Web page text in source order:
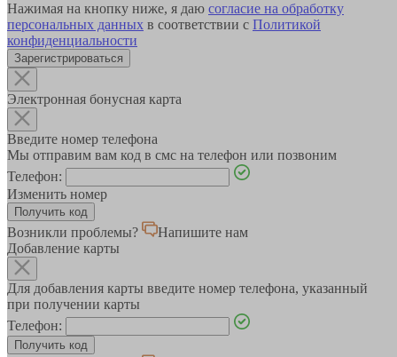
Нажимая на кнопку ниже, я даю согласие на обработку
персональных данных в соответствии с Политикой
конфиденциальности
Зарегистрироваться
Электронная бонусная карта
Введите номер телефона
Мы отправим вам код в смс на телефон или позвоним
Телефон:
Изменить номер
Возникли проблемы?
Напишите нам
Добавление карты
Для добавления карты введите номер телефона, указанный
при получении карты
Телефон: